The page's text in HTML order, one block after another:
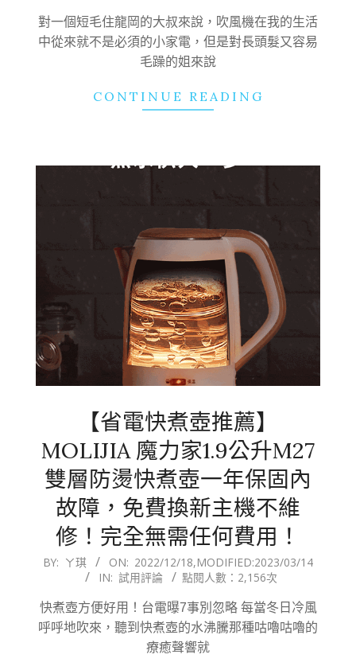
10
對一個短毛住龍岡的大叔來說，吹風機在我的生活
中從來就不是必須的小家電，但是對長頭髮又容易
毛躁的姐來說
CONTINUE READING
【省電快煮壺推薦】
MOLIJIA 魔力家1.9公升M27
雙層防燙快煮壺一年保固內
故障，免費換新主機不維
修！完全無需任何費用！
2022-
18
BY: ㄚ琪 ON: 2022/12/18,MODIFIED:2023/03/14
IN: 試用評論 點閱人數：2,156次
快煮壺方便好用！台電曝7事別忽略 每當冬日冷風
呼呼地吹來，聽到快煮壺的水沸騰那種咕嚕咕嚕的
療癒聲響就